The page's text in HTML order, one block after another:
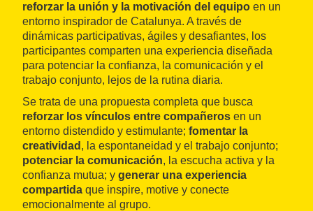
reforzar la unión y la motivación del equipo en un
entorno inspirador de Catalunya. A través de
dinámicas participativas, ágiles y desafiantes, los
participantes comparten una experiencia diseñada
para potenciar la confianza, la comunicación y el
trabajo conjunto, lejos de la rutina diaria.
Se trata de una propuesta completa que busca
reforzar los vínculos entre compañeros en un
entorno distendido y estimulante; fomentar la
creatividad , la espontaneidad y el trabajo conjunto;
potenciar la comunicación, la escucha activa y la
confianza mutua; y generar una experiencia
compartida que inspire, motive y conecte
emocionalmente al grupo.